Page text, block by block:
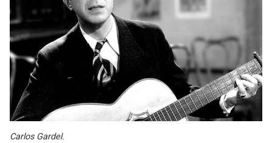
Carlos Gardel.